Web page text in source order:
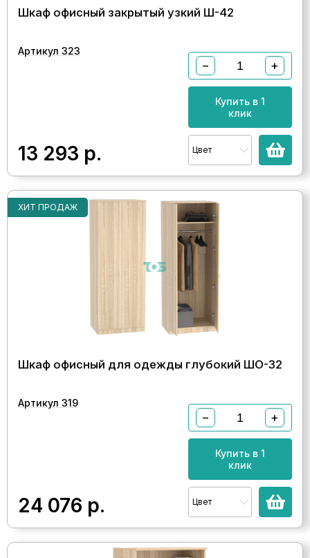
Шкаф офисный закрытый узкий Ш-42
Артикул 323
13 293 р.
− +
Купить в 1
клик
Цвет
ХИТ ПРОДАЖ
Шкаф офисный для одежды глубокий ШО-32
Артикул 319
24 076 р.
− +
Купить в 1
клик
Цвет